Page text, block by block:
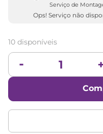
Serviço de
Ops! Serviço não
10 disponíveis